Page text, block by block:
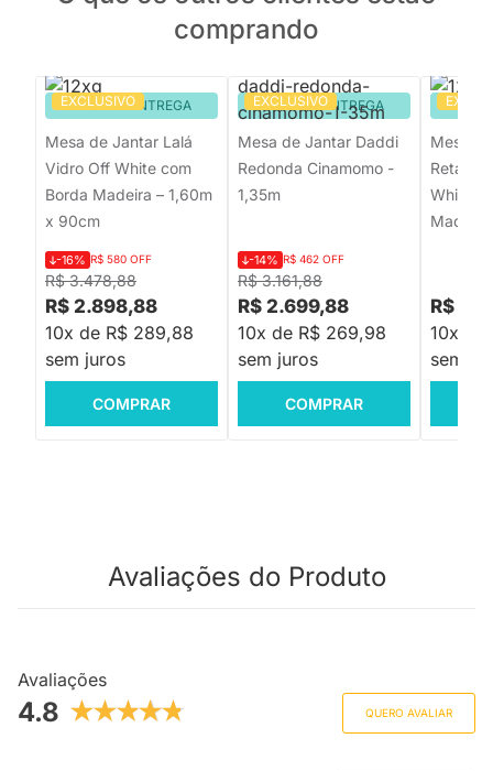
comprando
EXCLUSIVO
PRONTA ENTREGA
Mesa de Jantar Lalá
Vidro Off White com
Borda Madeira – 1,60m
x 90cm
R$ 3.478,88
-16% R$ 580 OFF
R$ 2.898,88
10x de R$ 289,88
sem juros
COMPRAR
EXCLUSIVO
PRONTA ENTREGA
Mesa de Jantar Daddi
Redonda Cinamomo -
1,35m
R$ 3.161,88
-14% R$ 462 OFF
R$ 2.699,88
10x de R$ 269,98
sem juros
COMPRAR
Mesa
White
R$
10x de
sem
Avaliações do Produto
Avaliações
4.8 QUERO AVALIAR